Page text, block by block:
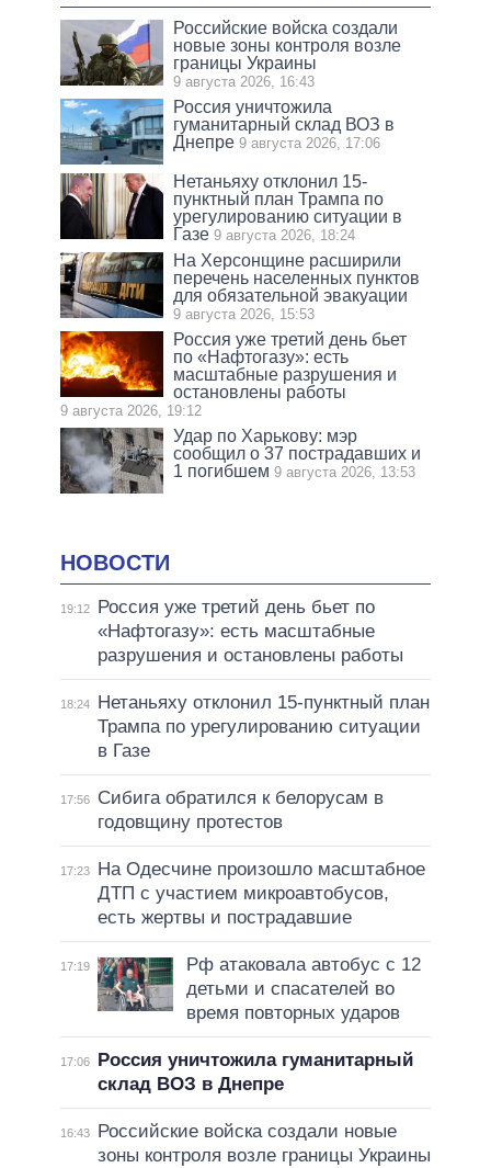
Российские войска создали
новые зоны контроля возле
границы Украины
9 августа 2026, 16:43
Россия уничтожила
гуманитарный склад ВОЗ в
Днепре 9 августа 2026, 17:06
Нетаньяху отклонил 15-
пунктный план Трампа по
урегулированию ситуации в
Газе 9 августа 2026, 18:24
На Херсонщине расширили
перечень населенных пунктов
для обязательной эвакуации
9 августа 2026, 15:53
Россия уже третий день бьет
по «Нафтогазу»: есть
масштабные разрушения и
остановлены работы
9 августа 2026, 19:12
Удар по Харькову: мэр
сообщил о 37 пострадавших и
1 погибшем 9 августа 2026, 13:53
НОВОСТИ
19:12
Россия уже третий день бьет по
«Нафтогазу»: есть масштабные
разрушения и остановлены работы
18:24
Нетаньяху отклонил 15-пунктный план
Трампа по урегулированию ситуации
в Газе
17:56
Сибига обратился к белорусам в
годовщину протестов
17:23
На Одесчине произошло масштабное
ДТП с участием микроавтобусов,
есть жертвы и пострадавшие
17:19
Рф атаковала автобус с 12
детьми и спасателей во
время повторных ударов
17:06
Россия уничтожила гуманитарный
склад ВОЗ в Днепре
16:43
Российские войска создали новые
зоны контроля возле границы Украины